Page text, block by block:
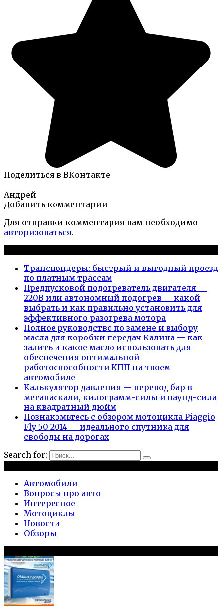
Поделиться в ВКонтакте
Андрей
Добавить комментарии
Для отправки комментария вам необходимо
авторизоваться.
Транспондеры: быстрый и выгодный проезд
по платным трассам
Предпусковой подогреватель двигателя —
220В или автономный подогрев — какой
выбрать и как правильно установить для
эффективного разогрева мотора
Полное руководство по замене и выбору
масла для коробки передач Калина — как
залить и какое масло использовать для
обеспечения оптимальной
работоспособности КПП на твоем
автомобиле
Калькулятор давления — перевод бар в
мегапаскали, килограмм-силы и паунд-сила
на квадратный дюйм
Познакомьтесь с обзором мотоцикла Piaggio
Fly 50 2014 — идеального спутника для
свободы на дорогах
Search for:
Автомобили
Вопросы про авто
Интересное
Мотоциклы
Новости
Обзоры